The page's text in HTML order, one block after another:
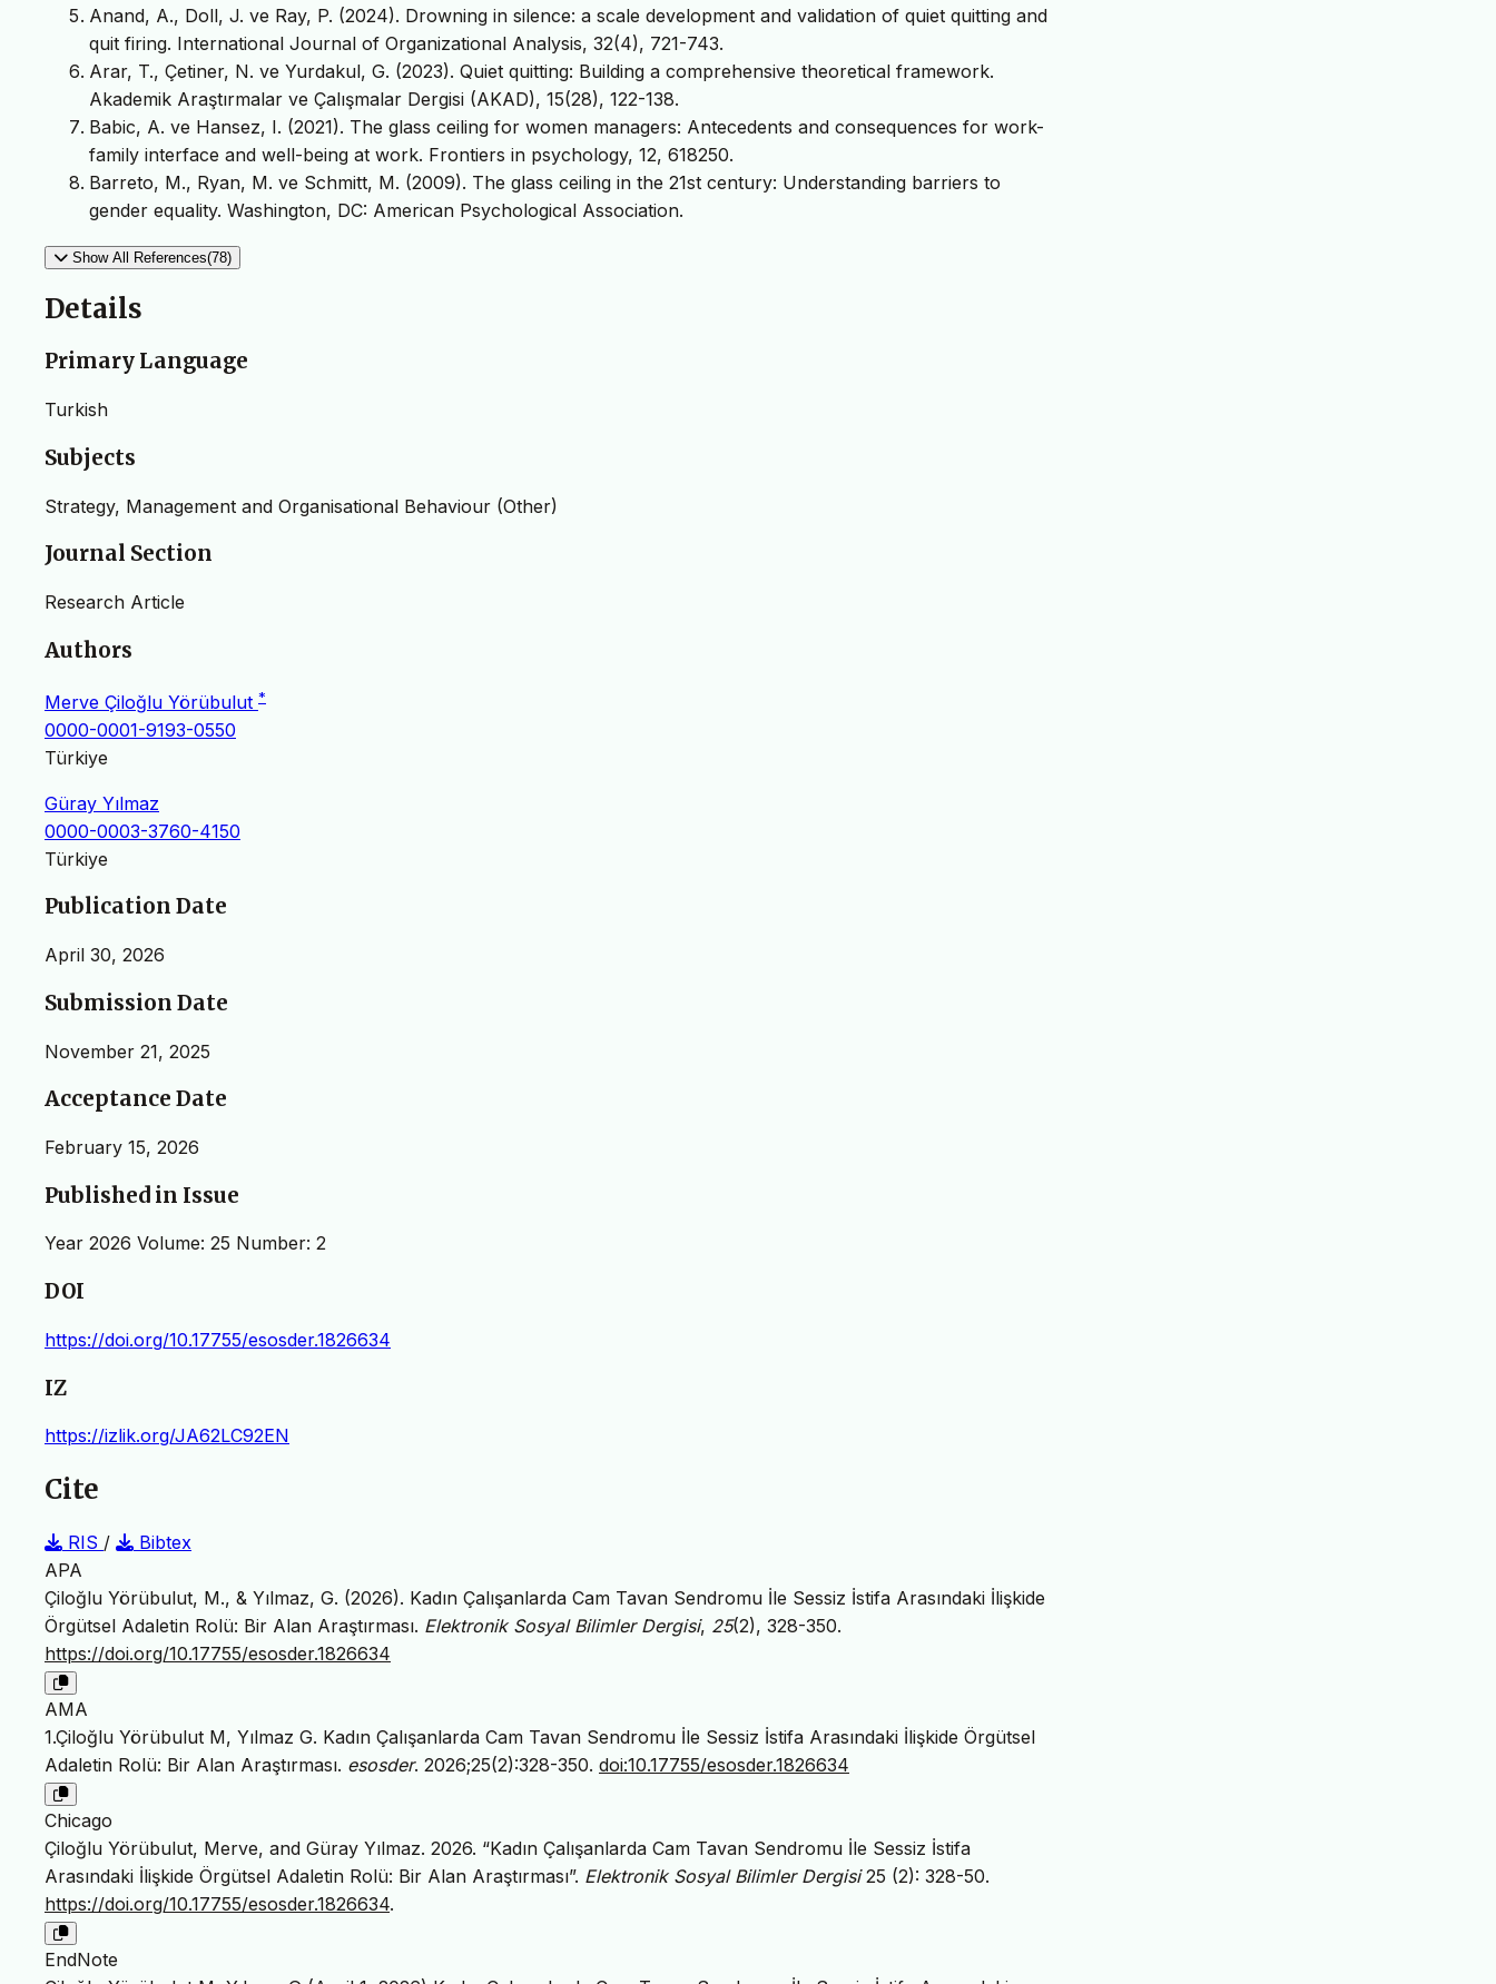
Anand, A., Doll, J. ve Ray, P. (2024). Drowning in silence: a scale development and validation of quiet quitting and
quit firing. International Journal of Organizational Analysis, 32(4), 721-743.
Arar, T., Çetiner, N. ve Yurdakul, G. (2023). Quiet quitting: Building a comprehensive theoretical framework.
Akademik Araştırmalar ve Çalışmalar Dergisi (AKAD), 15(28), 122-138.
Babic, A. ve Hansez, I. (2021). The glass ceiling for women managers: Antecedents and consequences for work-
family interface and well-being at work. Frontiers in psychology, 12, 618250.
Barreto, M., Ryan, M. ve Schmitt, M. (2009). The glass ceiling in the 21st century: Understanding barriers to
gender equality. Washington, DC: American Psychological Association.
Show All References(78)
Details
Primary Language
Turkish
Subjects
Strategy, Management and Organisational Behaviour (Other)
Journal Section
Research Article
Authors
Merve Çiloğlu Yörübulut *
0000-0001-9193-0550
Türkiye
Güray Yılmaz
0000-0003-3760-4150
Türkiye
Publication Date
April 30, 2026
Submission Date
November 21, 2025
Acceptance Date
February 15, 2026
Published in Issue
Year 2026 Volume: 25 Number: 2
DOI
https://doi.org/10.17755/esosder.1826634
IZ
https://izlik.org/JA62LC92EN
Cite
RIS /
Bibtex
APA
Çiloğlu Yörübulut, M., & Yılmaz, G. (2026). Kadın Çalışanlarda Cam Tavan Sendromu İle Sessiz İstifa Arasındaki İlişkide
Örgütsel Adaletin Rolü: Bir Alan Araştırması. Elektronik Sosyal Bilimler Dergisi, 25(2), 328-350.
https://doi.org/10.17755/esosder.1826634
AMA
1.Çiloğlu Yörübulut M, Yılmaz G. Kadın Çalışanlarda Cam Tavan Sendromu İle Sessiz İstifa Arasındaki İlişkide Örgütsel
Adaletin Rolü: Bir Alan Araştırması. esosder. 2026;25(2):328-350. doi:10.17755/esosder.1826634
Chicago
Çiloğlu Yörübulut, Merve, and Güray Yılmaz. 2026. “Kadın Çalışanlarda Cam Tavan Sendromu İle Sessiz İstifa
Arasındaki İlişkide Örgütsel Adaletin Rolü: Bir Alan Araştırması”. Elektronik Sosyal Bilimler Dergisi25 (2): 328-50.
https://doi.org/10.17755/esosder.1826634.
EndNote